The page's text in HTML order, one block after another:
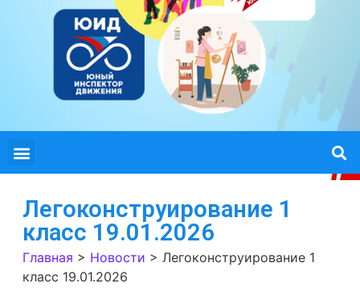
Легоконструирование 1
класс 19.01.2026
Главная > Новости > Легоконструирование 1
класс 19.01.2026